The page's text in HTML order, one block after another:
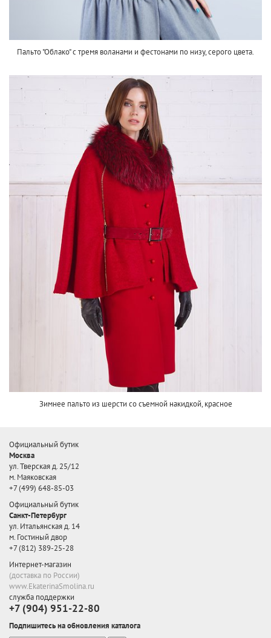
Пальто "Облако" с тремя воланами и фестонами по низу, серого цвета.
Зимнее пальто из шерсти со съемной накидкой, красное
Официальный бутик
Москва
ул. Тверская д. 25/12
м. Маяковская
+7 (499) 648-85-03
Официальный бутик
Санкт-Петербург
ул. Итальянская д. 14
м. Гостиный двор
+7 (812) 389-25-28
Интернет-магазин
(доставка по России)
www.EkaterinaSmolina.ru
служба поддержки
+7 (904) 951-22-80
Подпишитесь на обновления каталога